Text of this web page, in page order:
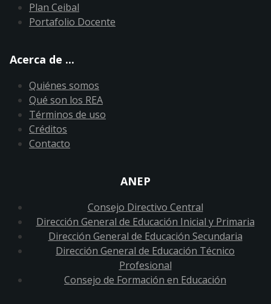
Plan Ceibal
Portafolio Docente
Acerca de ...
Quiénes somos
Qué son los REA
Términos de uso
Créditos
Contacto
ANEP
Consejo Directivo Central
Dirección General de Educación Inicial y Primaria
Dirección General de Educación Secundaria
Dirección General de Educación Técnico
Profesional
Consejo de Formación en Educación